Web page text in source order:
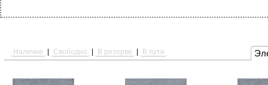
Наличие Свободно В резерве В пути